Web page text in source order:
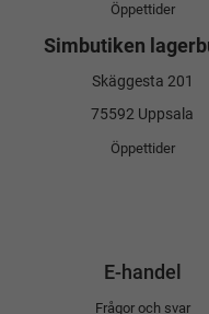
Öppettider
Simbutiken
Skäggesta 201
75592 Uppsala
Öppettider
E-handel
Frågor och svar